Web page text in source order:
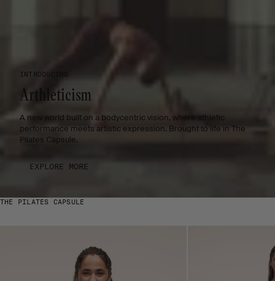
INTRODUCING
Arthleticism
A new world built on a bodycentric vision, where athletic
performance meets artistic expression. Brought to life in The
Pilates Capsule.
EXPLORE MORE
THE PILATES CAPSULE